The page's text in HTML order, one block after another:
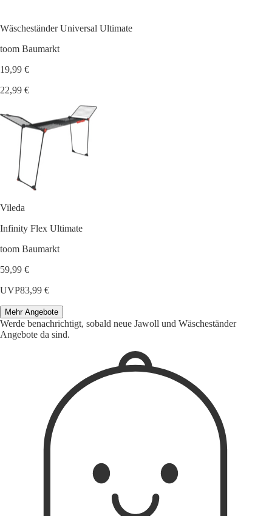
Wäscheständer Universal Ultimate
toom Baumarkt
19,99 €
22,99 €
Vileda
Infinity Flex Ultimate
toom Baumarkt
59,99 €
UVP83,99 €
Mehr Angebote
Werde benachrichtigt, sobald neue Jawoll und Wäscheständer
Angebote da sind.